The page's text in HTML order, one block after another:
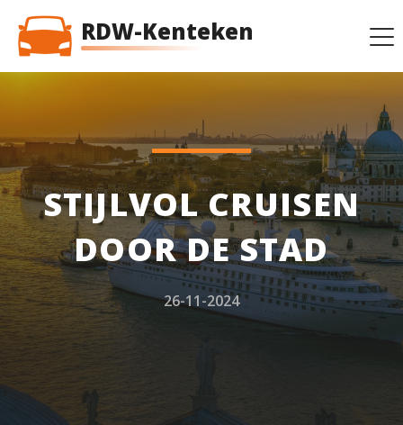
RDW-Kenteken
STIJLVOL CRUISEN
DOOR DE STAD
26-11-2024